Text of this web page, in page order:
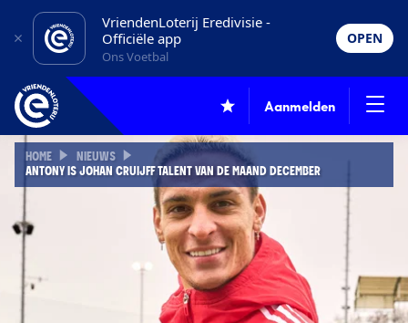
VriendenLoterij Eredivisie -
Officiële app
Ons Voetbal
OPEN
Aanmelden
HOME
NIEUWS
ANTONY IS JOHAN CRUIJFF TALENT VAN DE MAAND DECEMBER